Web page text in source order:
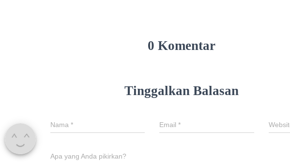
0 Komentar
Tinggalkan Balasan
Nama * Email*
Apa yang Anda pikirkan?